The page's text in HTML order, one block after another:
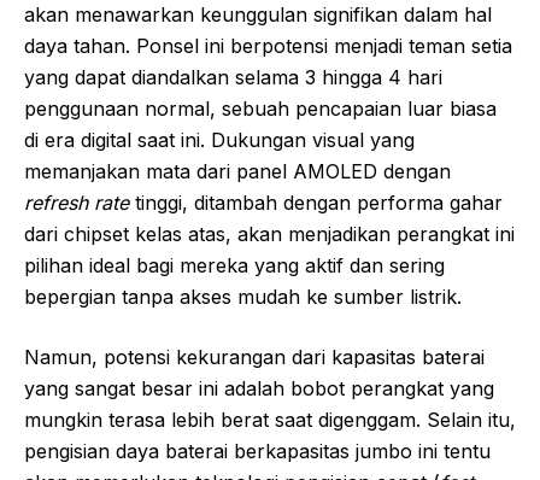
akan menawarkan keunggulan signifikan dalam hal
daya tahan. Ponsel ini berpotensi menjadi teman setia
yang dapat diandalkan selama 3 hingga 4 hari
penggunaan normal, sebuah pencapaian luar biasa
di era digital saat ini. Dukungan visual yang
memanjakan mata dari panel AMOLED dengan
refresh ratetinggi, ditambah dengan performa gahar
dari chipset kelas atas, akan menjadikan perangkat ini
pilihan ideal bagi mereka yang aktif dan sering
bepergian tanpa akses mudah ke sumber listrik.
Namun, potensi kekurangan dari kapasitas baterai
yang sangat besar ini adalah bobot perangkat yang
mungkin terasa lebih berat saat digenggam. Selain itu,
pengisian daya baterai berkapasitas jumbo ini tentu